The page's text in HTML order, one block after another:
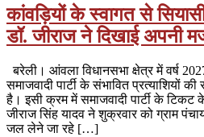
कांवड़ियों के स्वागत से
डॉ. जीराज ने दिखाई अपनी
बरेली। आंवला विधानसभा क्षेत्र में वर्ष
समाजवादी पार्टी के संभावित प्रत्याशियों
है। इसी क्रम में समाजवादी पार्टी के टिकट
जीराज सिंह यादव ने शुक्रवार को ग्राम
जल लेने जा रहे […]